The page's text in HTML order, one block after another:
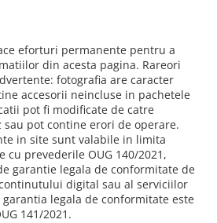
eforturi permanente pentru a
din acesta pagina. Rareori
fotografia are caracter
accesorii neincluse in pachetele
pot fi modificate de catre
pot contine erori de operare.
in site sunt valabile in limita
prevederile OUG 140/2021,
garantie legala de conformitate de
digital sau al serviciilor
legala de conformitate este
141/2021.